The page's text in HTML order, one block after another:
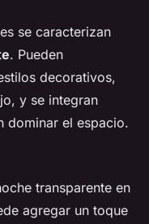
se caracterizan
. Pueden
decorativos,
y se integran
dominar el espacio.
transparente en
agregar un toque